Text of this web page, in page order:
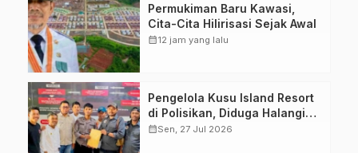
Permukiman Baru Kawasi,
Cita-Cita Hilirisasi Sejak Awal
calendar_month12 jam yang lalu
Pengelola Kusu Island Resort
di Polisikan, Diduga Halangi
Kerja Jurnalis
calendar_monthSen, 27 Jul 2026